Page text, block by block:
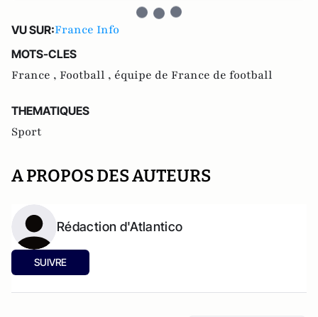
VU SUR:France Info
MOTS-CLES
France , Football , équipe de France de football
THEMATIQUES
Sport
A PROPOS DES AUTEURS
Rédaction d'Atlantico
SUIVRE